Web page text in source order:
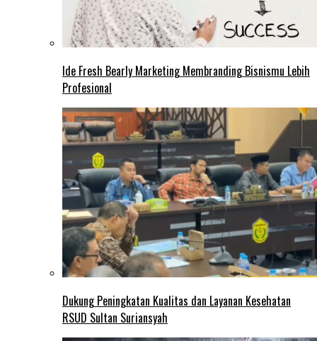
Ide Fresh Bearly Marketing Membranding Bisnismu Lebih
Profesional
Dukung Peningkatan Kualitas dan Layanan Kesehatan
RSUD Sultan Suriansyah